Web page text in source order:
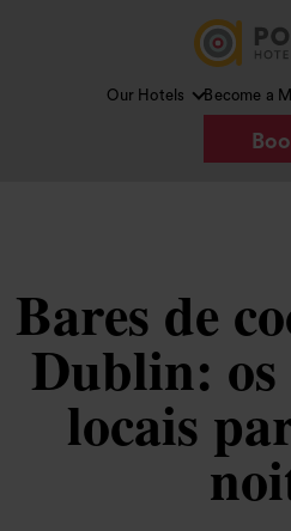
Our Hotels Become a
Bares de
Dublin: os
locais